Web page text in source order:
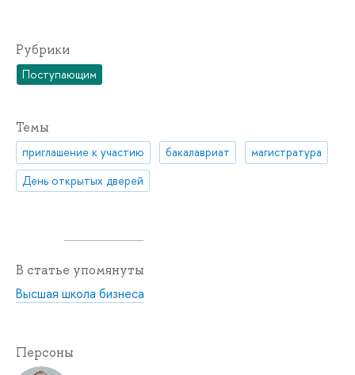
Рубрики
Поступающим
Темы
приглашение к участию бакалавриат
магистратура
День открытых дверей
В статье упомянуты
Высшая школа бизнеса
Персоны